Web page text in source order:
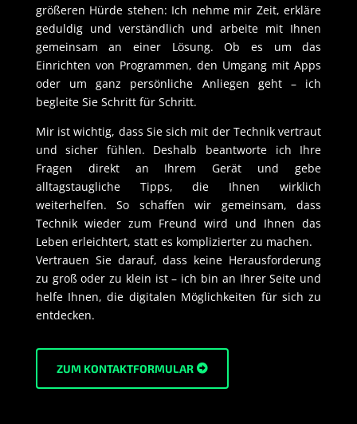
größeren Hürde stehen: Ich nehme mir Zeit, erkläre
geduldig und verständlich und arbeite mit Ihnen
gemeinsam an einer Lösung. Ob es um das
Einrichten von Programmen, den Umgang mit Apps
oder um ganz persönliche Anliegen geht – ich
begleite Sie Schritt für Schritt.
Mir ist wichtig, dass Sie sich mit der Technik vertraut
und sicher fühlen. Deshalb beantworte ich Ihre
Fragen direkt an Ihrem Gerät und gebe
alltagstaugliche Tipps, die Ihnen wirklich
weiterhelfen. So schaffen wir gemeinsam, dass
Technik wieder zum Freund wird und Ihnen das
Leben erleichtert, statt es komplizierter zu machen.
Vertrauen Sie darauf, dass keine Herausforderung
zu groß oder zu klein ist – ich bin an Ihrer Seite und
helfe Ihnen, die digitalen Möglichkeiten für sich zu
entdecken.
ZUM KONTAKTFORMULAR